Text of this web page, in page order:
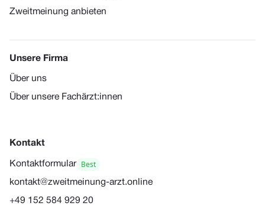
Zweitmeinung anbieten
Unsere Firma
Über uns
Über unsere Fachärzt:innen
Kontakt
Kontaktformular Best
kontakt@zweitmeinung-arzt.online
+49 152 584 929 20